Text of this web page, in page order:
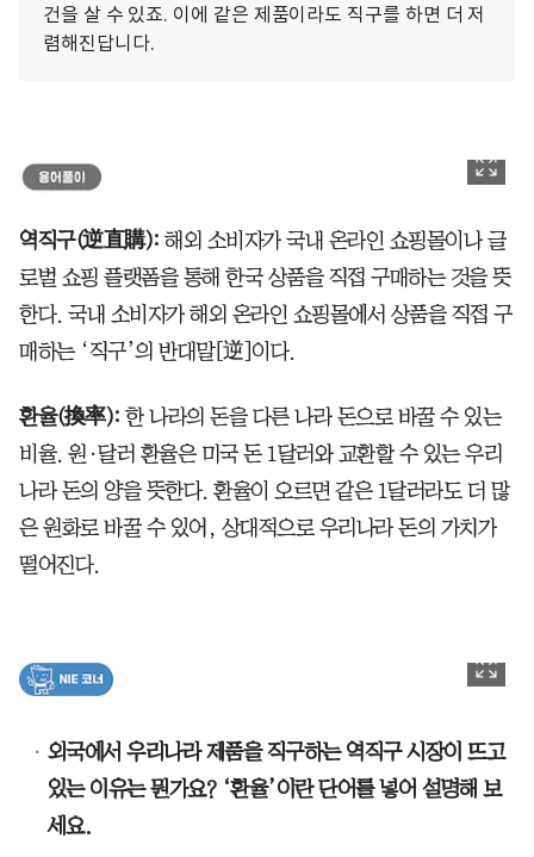
건을 살 수 있죠. 이에 같은 제품이라도 직구를 하면 더 저
렴해진답니다.
역직구(逆直購): 해외 소비자가 국내 온라인 쇼핑몰이나 글
로벌 쇼핑 플랫폼을 통해 한국 상품을 직접 구매하는 것을 뜻
한다. 국내 소비자가 해외 온라인 쇼핑몰에서 상품을 직접 구
매하는 ‘직구’의 반대말[逆]이다.
환율(換率): 한 나라의 돈을 다른 나라 돈으로 바꿀 수 있는
비율. 원·달러 환율은 미국 돈 1달러와 교환할 수 있는 우리
나라 돈의 양을 뜻한다. 환율이 오르면 같은 1달러라도 더 많
은 원화로 바꿀 수 있어, 상대적으로 우리나라 돈의 가치가
떨어진다.
외국에서 우리나라 제품을 직구하는 역직구 시장이 뜨고
있는 이유는 뭔가요? ‘환율’이란 단어를 넣어 설명해 보
세요.